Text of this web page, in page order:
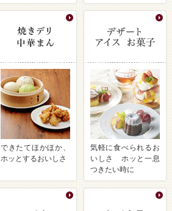
できたてほかほか、
ホッとするおいしさ
気軽に食べられるお
いしさ ホッと一息
つきたい時に